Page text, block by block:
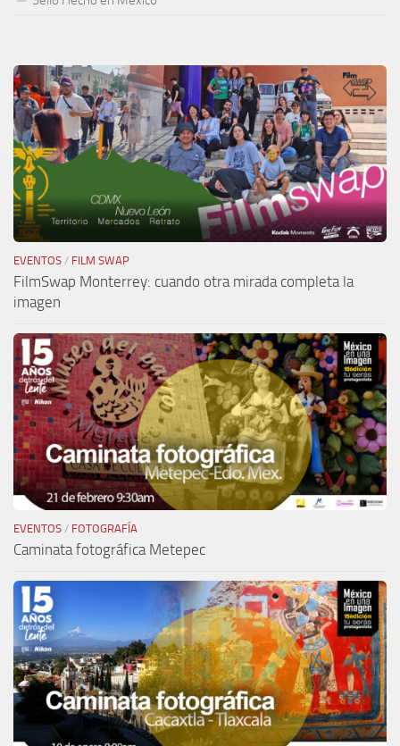
EVENTOS / FILM SWAP
FilmSwap Monterrey: cuando otra mirada completa la
imagen
EVENTOS / FOTOGRAFÍA
Caminata fotográfica Metepec